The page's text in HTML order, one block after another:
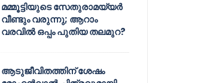
മമ്മൂട്ടിയുടെ സേതുരാമയ്യർ
വീണ്ടും വരുന്നു; ആറാം
വരവിൽ ഒപ്പം പുതിയ തലമുറ?
ആടുജീവിതത്തിന് ശേഷം